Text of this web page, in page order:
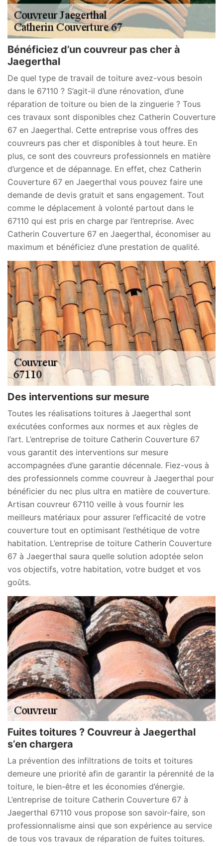
Bénéficiez d’un couvreur pas cher à
Jaegerthal
De quel type de travail de toiture avez-vous besoin
dans le 67110 ? S’agit-il d’une rénovation, d’une
réparation de toiture ou bien de la zinguerie ? Tous
ces travaux sont disponibles chez Catherin Couverture
67 en Jaegerthal. Cette entreprise vous offres des
couvreurs pas cher et disponibles à tout heure. En
plus, ce sont des couvreurs professionnels en matière
d’urgence et de dépannage. En effet, chez Catherin
Couverture 67 en Jaegerthal vous pouvez faire une
demande de devis gratuit et sans engagement. Tout
comme le déplacement à volonté partout dans le
67110 qui est pris en charge par l’entreprise. Avec
Catherin Couverture 67 en Jaegerthal, économiser au
maximum et bénéficiez d’une prestation de qualité.
Des interventions sur mesure
Toutes les réalisations toitures à Jaegerthal sont
exécutées conformes aux normes et aux règles de
l’art. L’entreprise de toiture Catherin Couverture 67
vous garantit des interventions sur mesure
accompagnées d’une garantie décennale. Fiez-vous à
des professionnels comme couvreur à Jaegerthal pour
bénéficier du nec plus ultra en matière de couverture.
Artisan couvreur 67110 veille à vous fournir les
meilleurs matériaux pour assurer l’efficacité de votre
couverture tout en optimisant l’esthétique de votre
habitation. L’entreprise de toiture Catherin Couverture
67 à Jaegerthal saura quelle solution adoptée selon
vos objectifs, votre habitation, votre budget et vos
goûts.
Fuites toitures ? Couvreur à Jaegerthal
s’en chargera
La prévention des infiltrations de toits et toitures
demeure une priorité afin de garantir la pérennité de la
toiture, le bien-être et les économies d’énergie.
L’entreprise de toiture Catherin Couverture 67 à
Jaegerthal 67110 vous propose son savoir-faire, son
professionnalisme ainsi que son expérience au service
de tous vos travaux de réparation de fuites toitures.